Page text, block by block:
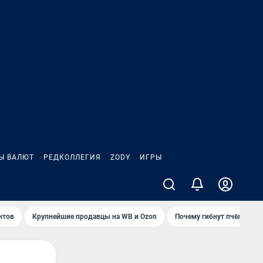
ВАЛЮТ РЕДКОЛЛЕГИЯ ZODY ИГРЫ
Крупнейшие продавцы на WB и Ozon Почему гибнут пчёлы?